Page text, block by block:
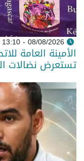
08/08/2026 - 13:10
الأمينة العامة
تستعرض نضالات